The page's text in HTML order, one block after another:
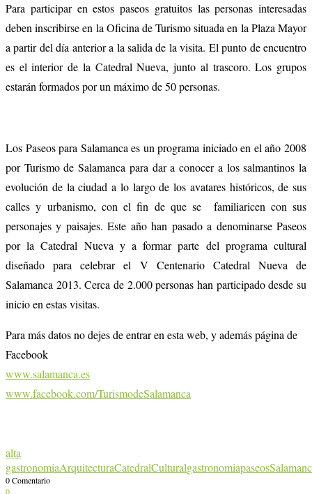
Para participar en estos paseos gratuitos las personas interesadas
deben inscribirse en la Oficina de Turismo situada en la Plaza Mayor
a partir del día anterior a la salida de la visita. El punto de encuentro
es el interior de la Catedral Nueva, junto al trascoro. Los grupos
estarán formados por un máximo de 50 personas.
Los Paseos para Salamanca es un programa iniciado en el año 2008
por Turismo de Salamanca para dar a conocer a los salmantinos la
evolución de la ciudad a lo largo de los avatares históricos, de sus
calles y urbanismo, con el fin de que se familiaricen con sus
personajes y paisajes. Este año han pasado a denominarse Paseos
por la Catedral Nueva y a formar parte del programa cultural
diseñado para celebrar el V Centenario Catedral Nueva de
Salamanca 2013. Cerca de 2.000 personas han participado desde su
inicio en estas visitas.
Para más datos no dejes de entrar en esta web, y además página de
Facebook
www.salamanca.es
www.facebook.com/TurismodeSalamanca
alta
gastronomiaArquitecturaCatedralCulturalgastronomiapaseos
0 Comentario
0